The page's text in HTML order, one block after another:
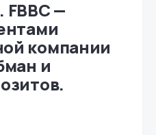
—
компании
и